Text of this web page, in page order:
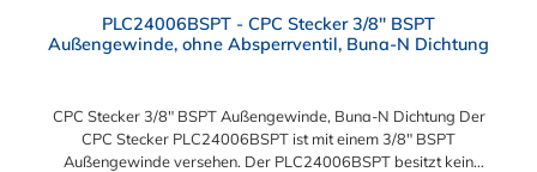
PLC24006BSPT - CPC Stecker 3/8" BSPT
Außengewinde, ohne Absperrventil, Buna-N Dichtung
CPC Stecker 3/8" BSPT Außengewinde, Buna-N Dichtung Der
CPC Stecker PLC24006BSPT ist mit einem 3/8" BSPT
Außengewinde versehen. Der PLC24006BSPT besitzt kein